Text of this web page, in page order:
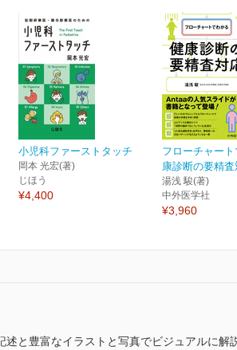
小児科ファーストタッチ
岡本 光宏(著)
じほう
¥4,400
フローチャート
康診断の要精査
湯浅 駿(著)
中外医学社
¥3,960
と豊富なイラストと写真でビジュアルに解